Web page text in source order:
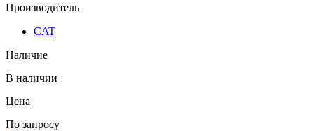
Производитель
CAT
Наличие
В наличии
Цена
По запросу